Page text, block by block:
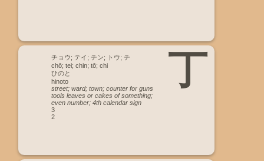
丁
チョウ; テイ; チン; トウ; チ
chō; tei; chin; tō; chi
ひのと
hinoto
street; ward; town; counter for guns
tools leaves or cakes of something;
even number; 4th calendar sign
3
2